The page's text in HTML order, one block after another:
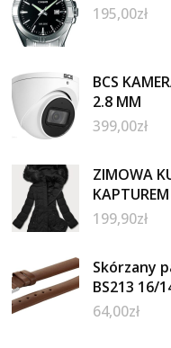
195,00zł
BCS
2.8 MM
399,00zł
ZIMOWA
199,90zł
Skórzany
BS213 16/
64,00zł